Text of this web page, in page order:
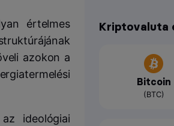
értelmes
azokon a
ideológiai
Kriptovaluta
Bitcoin
(BTC)